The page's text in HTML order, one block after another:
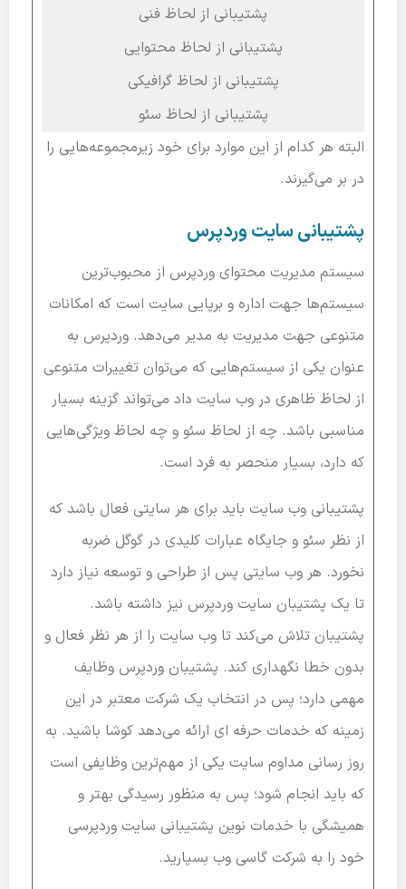
پشتیبانی از لحاظ فنی
پشتیبانی از لحاظ محتوایی
پشتیبانی از لحاظ گرافیکی
پشتیبانی از لحاظ سئو
البته هر کدام از این موارد برای خود زیرمجموعه‌هایی را
در بر می‌گیرند.
پشتیبانی سایت وردپرس
سیستم مدیریت محتوای وردپرس از محبوب‌ترین
سیستم‌ها جهت اداره و برپایی سایت است که امکانات
متنوعی جهت مدیریت به مدیر می‌دهد. وردپرس به
عنوان یکی از سیستم‌هایی که می‌توان تغییرات متنوعی
از لحاظ ظاهری در وب سایت داد می‌تواند گزینه بسیار
مناسبی باشد. چه از لحاظ سئو و چه لحاظ ویژگی‌هایی
که دارد، بسیار منحصر به فرد است.
پشتیبانی وب سایت باید برای هر سایتی فعال باشد که
از نظر سئو و جایگاه عبارات کلیدی در گوگل ضربه
نخورد. هر وب سایتی پس از طراحی و توسعه نیاز دارد
تا یک پشتیبان سایت وردپرس نیز داشته باشد.
پشتیبان تلاش می‌کند تا وب سایت را از هر نظر فعال و
بدون خطا نگهداری کند. پشتیبان وردپرس وظایف
مهمی دارد؛ پس در انتخاب یک شرکت معتبر در این
زمینه که خدمات حرفه ای ارائه می‌دهد کوشا باشید. به
روز رسانی مداوم سایت یکی از مهم‌ترین وظایفی است
که باید انجام شود؛ پس به منظور رسیدگی بهتر و
همیشگی با خدمات نوین پشتیبانی سایت وردپرسی
خود را به شرکت گاسی وب بسپارید.